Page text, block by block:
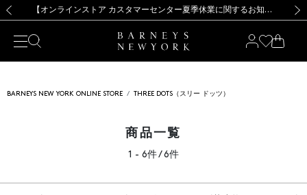
新規登録のお客様も対象！＜MY BARNEYS＞会員のお客様は11,000円（税込）以上のお買上げで常時送料無料！お買い物の際は会員登録を！
【夏季休業に伴う出荷一時停止のお知らせ】(2026.8.7) 【オンラインストア カスタマーセンター夏季休業に関するお知らせ】（2026.8.7）
【夏季休業に伴う返品・交換承り一時停止のお知らせ】（2026.8.5）
熊本県を中心とした地震の影響によるお荷物のお届けについて
【開催中】SUMMER SALEのご案内・ご注意事項 新規登録のお客様も対象！＜MY BARNEYS＞会員のお客様は11,000円（税込）以上のお買上げで常時送料無料！お買い物の際は会員登録を！
【夏季休業に伴う出荷一時停止のお知らせ】(2026.8.7)
BARNEYS NEW YORK ONLINE STORE THREE DOTS（スリー ドッツ）
商品一覧
1 - 6件 / 6件